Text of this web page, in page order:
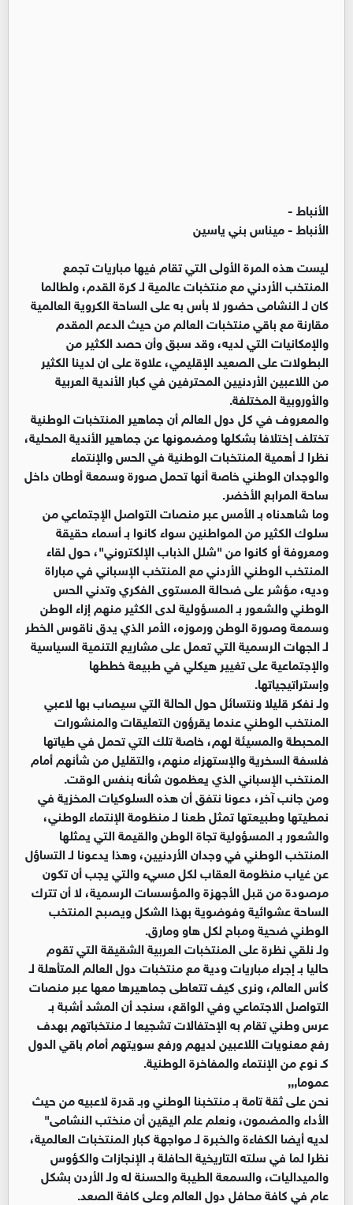
الأنباط -
الأنباط - ميناس بني ياسين
ليست هذه المرة الأولى التي تقام فيها مباريات تجمع
المنتخب الأردني مع منتخبات عالمية لـ كرة القدم، ولطالما
كان لـ النشامى حضور لا بأس به على الساحة الكروية العالمية
مقارنة مع باقي منتخبات العالم من حيث الدعم المقدم
والإمكانيات التي لديه، وقد سبق وأن حصد الكثير من
البطولات على الصعيد الإقليمي، علاوة على ان لدينا الكثير
من اللاعبين الأردنيين المحترفين في كبار الأندية العربية
والأوروبية المختلفة.
والمعروف في كل دول العالم أن جماهير المنتخبات الوطنية
تختلف إختلافا بشكلها ومضمونها عن جماهير الأندية المحلية،
نظرا لـ أهمية المنتخبات الوطنية في الحس والإنتماء
والوجدان الوطني خاصة أنها تحمل صورة وسمعة أوطان داخل
ساحة المرابع الأخضر.
وما شاهدناه بـ الأمس عبر منصات التواصل الإجتماعي من
سلوك الكثير من المواطنين سواء كانوا بـ أسماء حقيقة
ومعروفة أو كانوا من "شلل الذباب الإلكتروني"، حول لقاء
المنتخب الوطني الأردني مع المنتخب الإسباني في مباراة
وديه، مؤشر على ضحالة المستوى الفكري وتدني الحس
الوطني والشعور بـ المسؤولية لدى الكثير منهم إزاء الوطن
وسمعة وصورة الوطن ورموزه، الأمر الذي يدق ناقوس الخطر
لـ الجهات الرسمية التي تعمل على مشاريع التنمية السياسية
والإجتماعية على تغيير هيكلي في طبيعة خططها
وإستراتيجياتها.
ولـ نفكر قليلا ونتسائل حول الحالة التي سيصاب بها لاعبي
المنتخب الوطني عندما يقرؤون التعليقات والمنشورات
المحبطة والمسيئة لهم، خاصة تلك التي تحمل في طياتها
فلسفة السخرية والإستهزاء منهم، والتقليل من شأنهم أمام
المنتخب الإسباني الذي يعظمون شأنه بنفس الوقت.
ومن جانب آخر، دعونا نتفق أن هذه السلوكيات المخزية في
نمطيتها وطبيعتها تمثل طعنا لـ منظومة الإنتماء الوطني،
والشعور بـ المسؤولية تجاة الوطن والقيمة التي يمثلها
المنتخب الوطني في وجدان الأردنيين، وهذا يدعونا لـ التساؤل
عن غياب منظومة العقاب لكل مسيء والتي يجب أن تكون
مرصودة من قبل الأجهزة والمؤسسات الرسمية، لا أن تترك
الساحة عشوائية وفوضوية بهذا الشكل ويصبح المنتخب
الوطني ضحية ومباح لكل هاو ومارق.
ولـ نلقي نظرة على المنتخبات العربية الشقيقة التي تقوم
حاليا بـ إجراء مباريات ودية مع منتخبات دول العالم المتأهلة لـ
كأس العالم، ونرى كيف تتعاطى جماهيرها معها عبر منصات
التواصل الاجتماعي وفي الواقع، سنجد أن المشد أشبة بـ
عرس وطني تقام به الإحتفالات تشجيعا لـ منتخباتهم بهدف
رفع معنويات اللاعبين لديهم ورفع سويتهم أمام باقي الدول
كـ نوع من الإنتماء والمفاخرة الوطنية.
عموما,,,
نحن على ثقة تامة بـ منتخبنا الوطني وبـ قدرة لاعبيه من حيث
الأداء والمضمون، ونعلم علم اليقين أن منختب النشامى"
لديه أيضا الكفاءة والخبرة لـ مواجهة كبار المنتخبات العالمية،
نظرا لما في سلته التاريخية الحافلة بـ الإنجازات والكؤوس
والميداليات، والسمعة الطيبة والحسنة له ولـ الأردن بشكل
عام في كافة محافل دول العالم وعلى كافة الصعد.